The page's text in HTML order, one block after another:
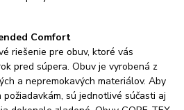
Comfort
riešenie pre obuv, ktoré vás
pred súpera. Obuv je vyrobená z
a nepremokavých materiálov. Aby
sú jednotlivé súčasti aj